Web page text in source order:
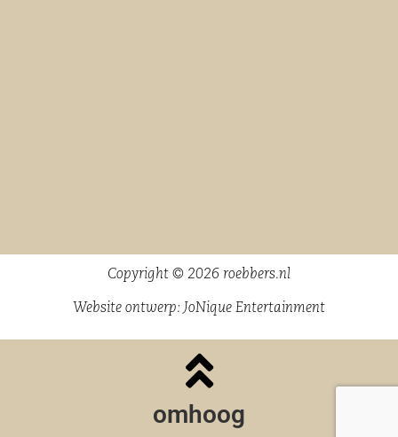
Copyright © 2026 roebbers.nl
Website ontwerp: JoNique Entertainment
omhoog